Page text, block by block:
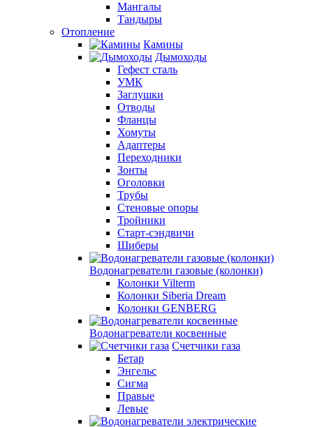
Мангалы
Тандыры
Отопление
Камины
Дымоходы
Гефест сталь
УМК
Заглушки
Отводы
Фланцы
Хомуты
Адаптеры
Переходники
Зонты
Оголовки
Трубы
Стеновые опоры
Тройники
Старт-сэндвичи
Шиберы
Водонагреватели газовые (колонки)
Колонки Vilterm
Колонки Siberia Dream
Колонки GENBERG
Водонагреватели косвенные
Счетчики газа
Бетар
Энгельс
Сигма
Правые
Левые